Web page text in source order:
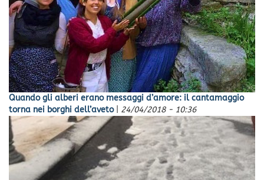
Quando gli alberi erano messaggi d’amore: il cantamaggio
torna nei borghi dell’aveto
24/04/2018 - 10:36